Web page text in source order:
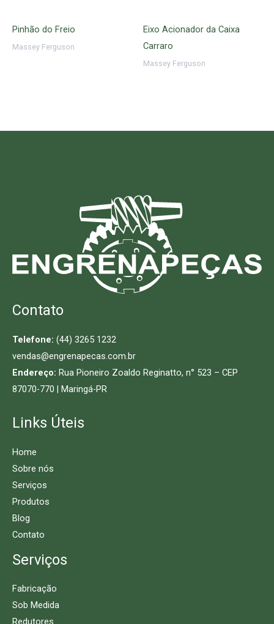
Pinhão do Freio
Massey Ferguson
Eixo Acionador da Caixa
Carraro
Massey Ferguson
Contato
Telefone: (44) 3265 1232
vendas@engrenapecas.com.br
Endereço: Rua Pioneiro Zoaldo Reginatto, n° 523 – CEP
87070-770 | Maringá-PR
Links Úteis
Home
Sobre nós
Serviços
Produtos
Blog
Contato
Serviços
Fabricação
Sob Medida
Redutores